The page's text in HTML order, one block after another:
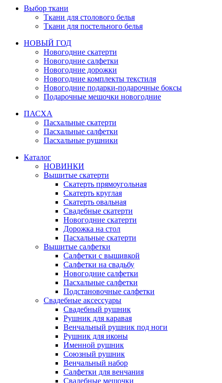
Выбор ткани
Ткани для столового белья
Ткани для постельного белья
НОВЫЙ ГОД
Новогодние скатерти
Новогодние салфетки
Новогодние дорожки
Новогодние комплекты текстиля
Новогодние подарки-подарочные боксы
Подарочные мешочки новогодние
ПАСХА
Пасхальные скатерти
Пасхальные салфетки
Пасхальные рушники
Каталог
НОВИНКИ
Вышитые скатерти
Скатерть прямоугольная
Скатерть круглая
Скатерть овальная
Свадебные скатерти
Новогодние скатерти
Дорожка на стол
Пасхальные скатерти
Вышитые салфетки
Салфетки с вышивкой
Салфетки на свадьбу
Новогодние салфетки
Пасхальные салфетки
Подстановочные салфетки
Свадебные аксессуары
Свадебный рушник
Рушник для каравая
Венчальный рушник под ноги
Рушник для иконы
Именной рушник
Союзный рушник
Венчальный набор
Салфетки для венчания
Свадебные мешочки